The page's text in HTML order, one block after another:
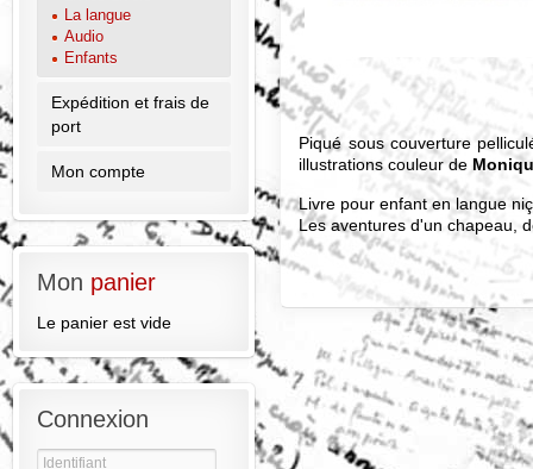
Piqué sous couverture
illustrations couleur de
Livre pour enfant en langue
Les aventures d'un chapeau,
La langue
Audio
Enfants
Expédition et frais de
port
Mon compte
Mon panier
Le panier est vide
Connexion